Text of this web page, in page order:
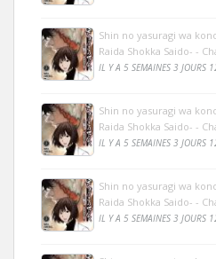
Shin no yasuragi wa
Raida Shokka Saido- -
IL Y A 5 SEMAINES 3 JOURS
Shin no yasuragi wa
Raida Shokka Saido- -
IL Y A 5 SEMAINES 3 JOURS
Shin no yasuragi wa
Raida Shokka Saido- -
IL Y A 5 SEMAINES 3 JOURS